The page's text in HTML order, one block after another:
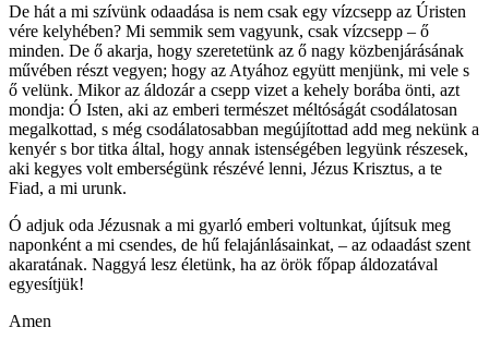
De hát a mi szívünk odaadása is nem csak egy vízcsepp az Úristen
vére kelyhében? Mi semmik sem vagyunk, csak vízcsepp – ő
minden. De ő akarja, hogy szeretetünk az ő nagy közbenjárásának
művében részt vegyen; hogy az Atyához együtt menjünk, mi vele s
ő velünk. Mikor az áldozár a csepp vizet a kehely borába önti, azt
mondja: Ó Isten, aki az emberi természet méltóságát csodálatosan
megalkottad, s még csodálatosabban megújítottad add meg nekünk a
kenyér s bor titka által, hogy annak istenségében legyünk részesek,
aki kegyes volt emberségünk részévé lenni, Jézus Krisztus, a te
Fiad, a mi urunk.
Ó adjuk oda Jézusnak a mi gyarló emberi voltunkat, újítsuk meg
naponként a mi csendes, de hű felajánlásainkat, – az odaadást szent
akaratának. Naggyá lesz életünk, ha az örök főpap áldozatával
egyesítjük!
Amen